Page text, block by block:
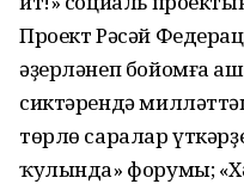
Проект Рәсәй
әҙерләнеп бойомға
сиктәрендә
төрлө саралар
ҡулында» форумы;